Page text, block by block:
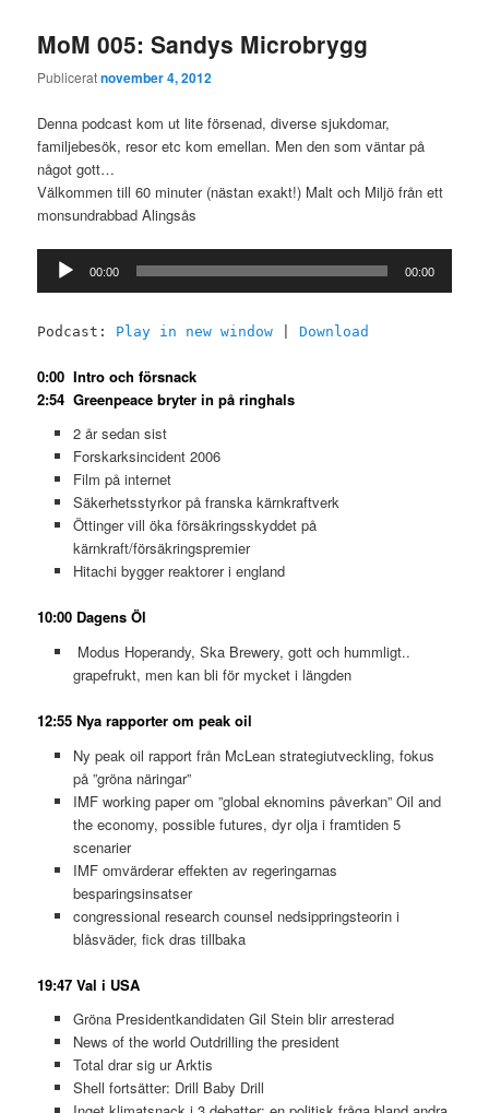
MoM 005: Sandys Microbrygg
Publiceratnovember 4, 2012
Denna podcast kom ut lite försenad, diverse sjukdomar,
familjebesök, resor etc kom emellan. Men den som väntar på
något gott…
Välkommen till 60 minuter (nästan exakt!) Malt och Miljö från ett
monsundrabbad Alingsås
00:00 00:00
Podcast: Play in new window |Download
0:00 Intro och försnack
2:54 Greenpeace bryter in på ringhals
2 år sedan sist
Forskarksincident 2006
Film på internet
Säkerhetsstyrkor på franska kärnkraftverk
Öttinger vill öka försäkringsskyddet på
kärnkraft/försäkringspremier
Hitachi bygger reaktorer i england
10:00 Dagens Öl
Modus Hoperandy, Ska Brewery, gott och hummligt..
grapefrukt, men kan bli för mycket i längden
12:55 Nya rapporter om peak oil
Ny peak oil rapport från McLean strategiutveckling, fokus
på ”gröna näringar”
IMF working paper om ”global eknomins påverkan” Oil and
the economy, possible futures, dyr olja i framtiden 5
scenarier
IMF omvärderar effekten av regeringarnas
besparingsinsatser
congressional research counsel nedsippringsteorin i
blåsväder, fick dras tillbaka
19:47 Val i USA
Gröna Presidentkandidaten Gil Stein blir arresterad
News of the world Outdrilling the president
Total drar sig ur Arktis
Shell fortsätter: Drill Baby Drill